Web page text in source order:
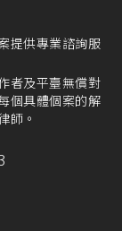
提供專業諮詢服
者及平臺無償對
個具體個案的解
師。